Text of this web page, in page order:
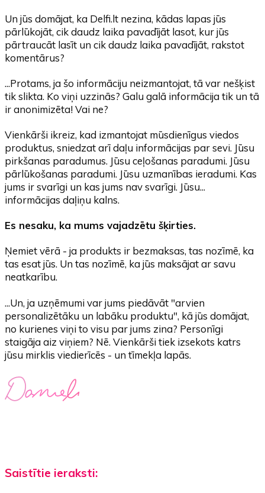
Un jūs domājat, ka Delfi.lt nezina, kādas lapas jūs
pārlūkojāt, cik daudz laika pavadījāt lasot, kur jūs
pārtraucāt lasīt un cik daudz laika pavadījāt, rakstot
komentārus?
...Protams, ja šo informāciju neizmantojat, tā var nešķist
tik slikta. Ko viņi uzzinās? Galu galā informācija tik un tā
ir anonimizēta! Vai ne?
Vienkārši ikreiz, kad izmantojat mūsdienīgus viedos
produktus, sniedzat arī daļu informācijas par sevi. Jūsu
pirkšanas paradumus. Jūsu ceļošanas paradumi. Jūsu
pārlūkošanas paradumi. Jūsu uzmanības ieradumi. Kas
jums ir svarīgi un kas jums nav svarīgi. Jūsu...
informācijas daļiņu kalns.
Es nesaku, ka mums vajadzētu šķirties.
Ņemiet vērā - ja produkts ir bezmaksas, tas nozīmē, ka
tas esat jūs. Un tas nozīmē, ka jūs maksājat ar savu
neatkarību.
...Un, ja uzņēmumi var jums piedāvāt "arvien
personalizētāku un labāku produktu", kā jūs domājat,
no kurienes viņi to visu par jums zina? Personīgi
staigāja aiz viņiem? Nē. Vienkārši tiek izsekots katrs
jūsu mirklis viedierīcēs - un tīmekļa lapās.
Saistītie ieraksti: